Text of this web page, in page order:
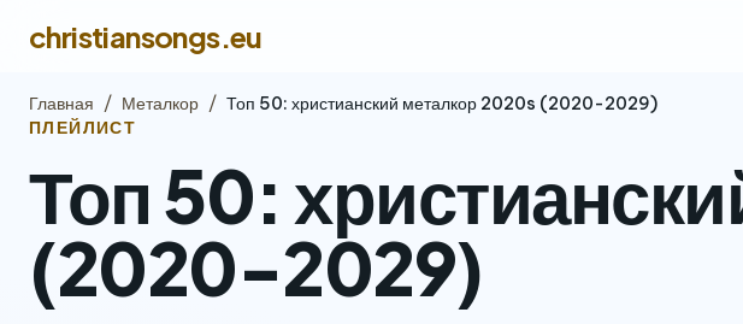
christiansongs.eu
Главная / Металкор / Топ 50: христианский металкор 2020s (2020-2029)
ПЛЕЙЛИСТ
Топ 50:
(2020-2029)